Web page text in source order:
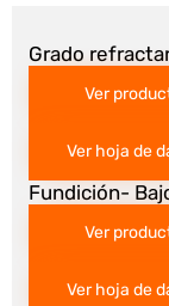
Grado
Ver
Ver hoja de
Fundición-
Ver
Ver hoja de